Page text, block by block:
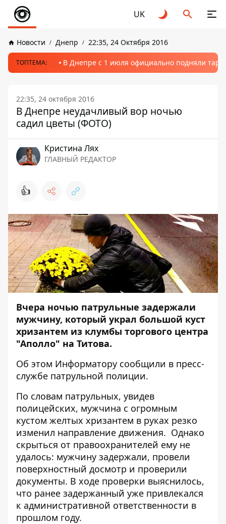
UK
Новости Днепр 22:35, 24 Октября 2016
ТОПТЕМА: В Днепре с 1 июля официально подняли
22:35, 24 октября 2016
В Днепре неудачливый вор ночью
садил цветы (ФОТО)
Кристина Лях
ГЛАВНЫЙ РЕДАКТОР
👍
Вчера ночью патрульные задержали
мужчину, который украл большой куст
хризантем из клумбы торгового центра
"Аполло" на Титова.
Об этом Информатору сообщили в пресс-
службе патрульной полиции.
По словам патрульных, увидев
полицейских, мужчина с огромным
кустом желтых хризантем в руках резко
изменил направление движения. Однако
скрыться от правоохранителей ему не
удалось: мужчину задержали, провели
поверхностный досмотр и проверили
документы. В ходе проверки выяснилось,
что ранее задержанный уже привлекался
к административной ответственности в
прошлом году.